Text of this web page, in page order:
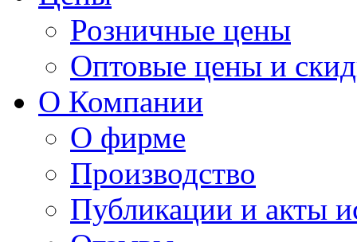
Розничные цены
Оптовые цены и
О Компании
О фирме
Производство
Публикации и акты